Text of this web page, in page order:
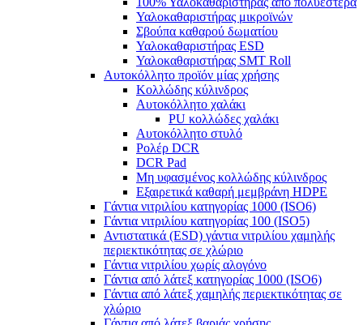
Υαλοκαθαριστήρας μικροϊνών
Σβούπα καθαρού δωματίου
Υαλοκαθαριστήρας ESD
Υαλοκαθαριστήρας SMT Roll
Αυτοκόλλητο προϊόν μίας χρήσης
Κολλώδης κύλινδρος
Αυτοκόλλητο χαλάκι
PU κολλώδες χαλάκι
Αυτοκόλλητο στυλό
Ρολέρ DCR
DCR Pad
Μη υφασμένος κολλώδης κύλινδρος
Εξαιρετικά καθαρή μεμβράνη HDPE
Γάντια νιτριλίου κατηγορίας 1000 (ISO6)
Γάντια νιτριλίου κατηγορίας 100 (ISO5)
Αντιστατικά (ESD) γάντια νιτριλίου χαμηλής
περιεκτικότητας σε χλώριο
Γάντια νιτριλίου χωρίς αλογόνο
Γάντια από λάτεξ κατηγορίας 1000 (ISO6)
Γάντια από λάτεξ χαμηλής περιεκτικότητας σε
χλώριο